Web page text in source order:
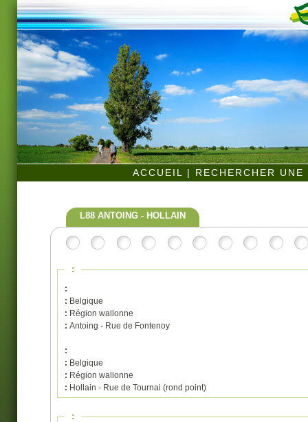
ACCUEIL | RECHERCHER
L88 ANTOING - HOLLAIN
:
:
: Belgique
: Région wallonne
: Antoing - Rue de Fontenoy
:
: Belgique
: Région wallonne
: Hollain - Rue de Tournai (rond point)
: